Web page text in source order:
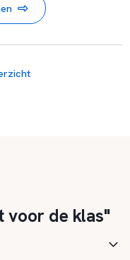
voor de klas"